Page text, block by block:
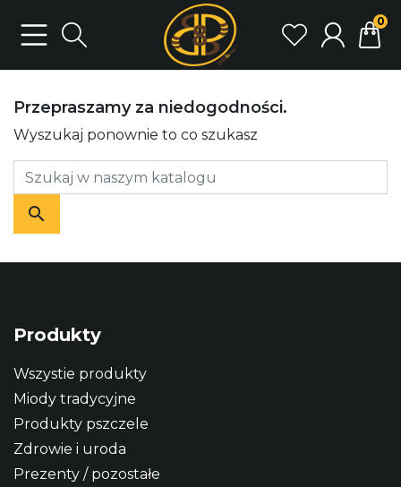
0
Przepraszamy za niedogodności.
Wyszukaj ponownie to co szukasz
Produkty
Wszystie produkty
Miody tradycyjne
Produkty pszczele
Zdrowie i uroda
Prezenty / pozostałe